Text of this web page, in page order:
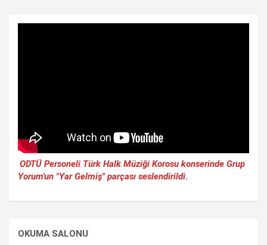
ODTÜ Personeli Türk Halk Müziği Korosu konserinde Grup
Yorum'un "Yar Gelmiş" parçası seslendirildi.
OKUMA SALONU